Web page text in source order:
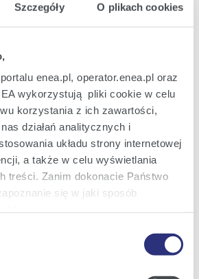
Szczegóły O plikach cookies
enea.pl, operator.enea.pl oraz
wykorzystują pliki cookie w celu
korzystania z ich zawartości,
działań analitycznych i
układu strony internetowej
a także w celu wyświetlania
treści. Zanim dokonacie Państwo
się w jaki sposób
na ten temat znajdziecie
Polityce
firm